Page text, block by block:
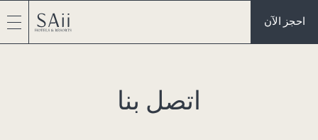
احجز الآن
اتصل بنا